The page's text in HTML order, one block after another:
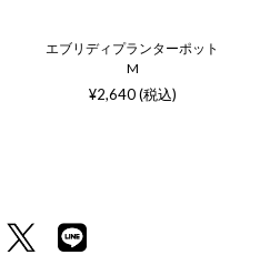
エブリディプランターポット
M
¥2,640 (税込)